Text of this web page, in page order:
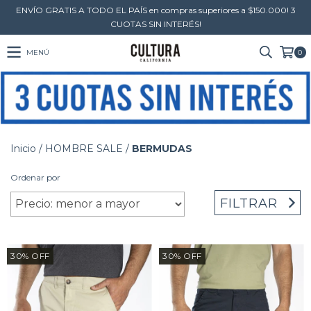
ENVÍO GRATIS A TODO EL PAÍS en compras superiores a $150.000! 3
CUOTAS SIN INTERÉS!
MENÚ 0
Inicio / HOMBRE SALE / BERMUDAS
Ordenar por
FILTRAR
30% OFF 30% OFF